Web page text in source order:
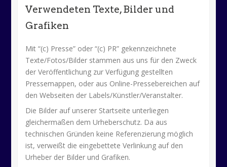
Verwendeten Texte, Bilder und
Grafiken
Mit “(c) Presse” oder “(c) PR” gekennzeichnete
Texte/Fotos/Bilder stammen aus uns für den Zweck
der Veröffentlichung zur Verfügung gestellten
Pressemappen, oder aus Online-Pressebereichen auf
den Webseiten der Labels/Künstler/Veranstalter.
Die Bilder auf unserer Startseite unterliegen
gleichermaßen dem Urheberschutz. Da aus
technischen Gründen keine Referenzierung möglich
ist, verweißt die eingebettete Verlinkung auf den
Urheber der Bilder und Grafiken.